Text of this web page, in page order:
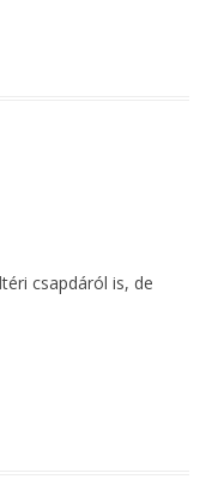
csapdáról is, de